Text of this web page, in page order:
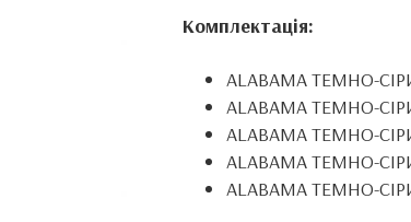
Комплектація:
ALABAMA ТЕМНО-
ALABAMA ТЕМНО-
ALABAMA ТЕМНО-
ALABAMA ТЕМНО-
ALABAMA ТЕМНО-